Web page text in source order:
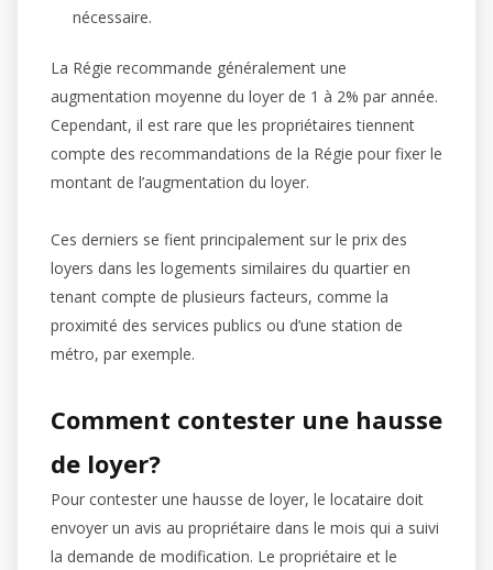
nécessaire.
La Régie recommande généralement une
augmentation moyenne du loyer de 1 à 2% par année.
Cependant, il est rare que les propriétaires tiennent
compte des recommandations de la Régie pour fixer le
montant de l’augmentation du loyer.
Ces derniers se fient principalement sur le prix des
loyers dans les logements similaires du quartier en
tenant compte de plusieurs facteurs, comme la
proximité des services publics ou d’une station de
métro, par exemple.
Comment contester une hausse
de loyer?
Pour contester une hausse de loyer, le locataire doit
envoyer un avis au propriétaire dans le mois qui a suivi
la demande de modification. Le propriétaire et le